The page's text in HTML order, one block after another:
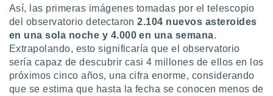
el
del
de
o a través
de
de
Así, las primeras imágenes tomadas por el telescopio
del observatorio detectaron2.104 nuevos asteroides
en una sola noche y 4.000 en una semana.
Extrapolando, esto significaría que el observatorio
sería capaz de descubrir casi 4 millones de ellos en los
próximos cinco años, una cifra enorme, considerando
que se estima que hasta la fecha se conocen menos de